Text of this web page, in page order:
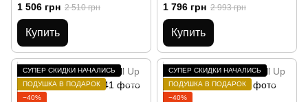
1 506 грн 2 510 грн
Купить
1 796 грн 2 993 грн
Купить
СУПЕР СКИДКИ НАЧАЛИСЬ
ПОДУШКА В ПОДАРОК
−40%
СУПЕР СКИДКИ НАЧАЛИСЬ
ПОДУШКА В ПОДАРОК
−40%